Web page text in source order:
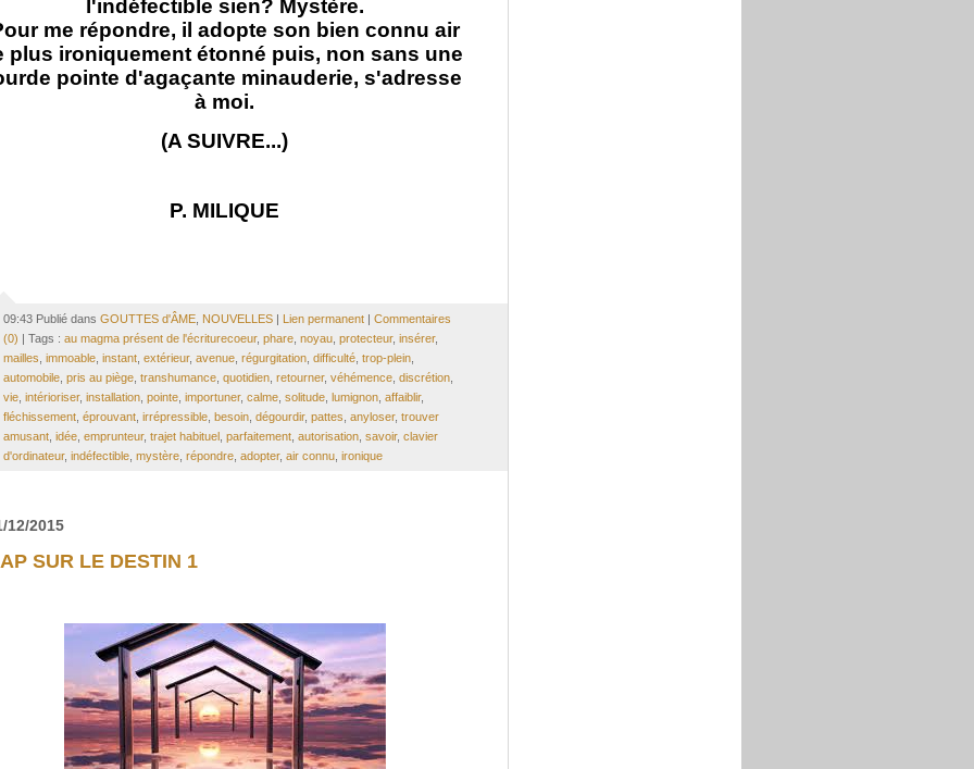
l'indéfectible sien? Mystère.
me répondre, il adopte son bien connu air
plus ironiquement étonné puis, non sans une
pointe d'agaçante minauderie, s'adresse
à moi.
(A SUIVRE...)
P. MILIQUE
09:43 Publié dans GOUTTES d'ÂME, NOUVELLES| Lien permanent| Commentaires
(0) | Tags : au magma présent de l'écriturecoeur, phare, noyau, protecteur, insérer,
mailles immoable, instant, extérieur, avenue, régurgitation, difficulté, trop-plein,
automobile, pris au piège, transhumance, quotidien, retourner, véhémence, discrétion,
vie, intérioriser, installation, pointe, importuner, calme, solitude, lumignon, affaiblir,
fléchissement, éprouvant, irrépressible, besoin, dégourdir, pattes anyloser, trouver
amusant, idée, emprunteur, trajet habituel parfaitement, autorisation, savoir, clavier
d'ordinateur, indéfectible, mystère, répondre, adopter, air connu, ironique
12/2015
SUR LE DESTIN 1